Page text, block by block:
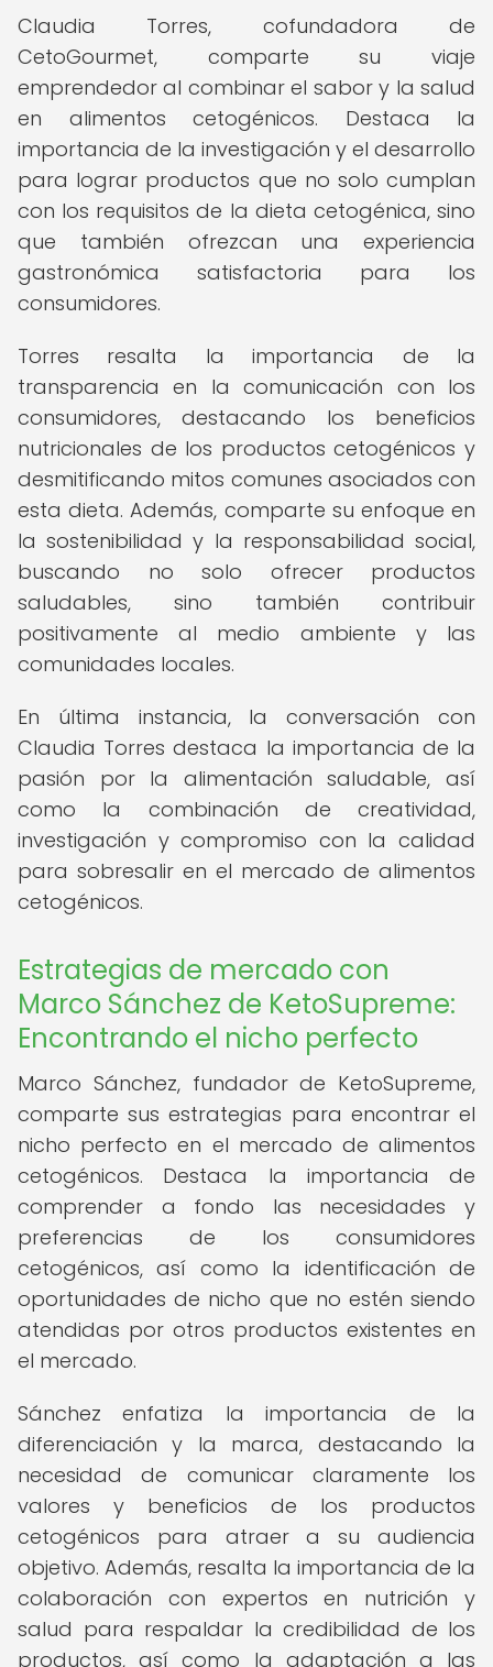
Claudia Torres, cofundadora de
CetoGourmet, comparte su viaje
emprendedor al combinar el sabor y la salud
en alimentos cetogénicos. Destaca la
importancia de la investigación y el desarrollo
para lograr productos que no solo cumplan
con los requisitos de la dieta cetogénica, sino
que también ofrezcan una experiencia
gastronómica satisfactoria para los
consumidores.
Torres resalta la importancia de la
transparencia en la comunicación con los
consumidores, destacando los beneficios
nutricionales de los productos cetogénicos y
desmitificando mitos comunes asociados con
esta dieta. Además, comparte su enfoque en
la sostenibilidad y la responsabilidad social,
buscando no solo ofrecer productos
saludables, sino también contribuir
positivamente al medio ambiente y las
comunidades locales.
En última instancia, la conversación con
Claudia Torres destaca la importancia de la
pasión por la alimentación saludable, así
como la combinación de creatividad,
investigación y compromiso con la calidad
para sobresalir en el mercado de alimentos
cetogénicos.
Estrategias de mercado con
Marco Sánchez de KetoSupreme:
Encontrando el nicho perfecto
Marco Sánchez, fundador de KetoSupreme,
comparte sus estrategias para encontrar el
nicho perfecto en el mercado de alimentos
cetogénicos. Destaca la importancia de
comprender a fondo las necesidades y
preferencias de los consumidores
cetogénicos, así como la identificación de
oportunidades de nicho que no estén siendo
atendidas por otros productos existentes en
el mercado.
Sánchez enfatiza la importancia de la
diferenciación y la marca, destacando la
necesidad de comunicar claramente los
valores y beneficios de los productos
cetogénicos para atraer a su audiencia
objetivo. Además, resalta la importancia de la
colaboración con expertos en nutrición y
salud para respaldar la credibilidad de los
productos, así como la adaptación a las